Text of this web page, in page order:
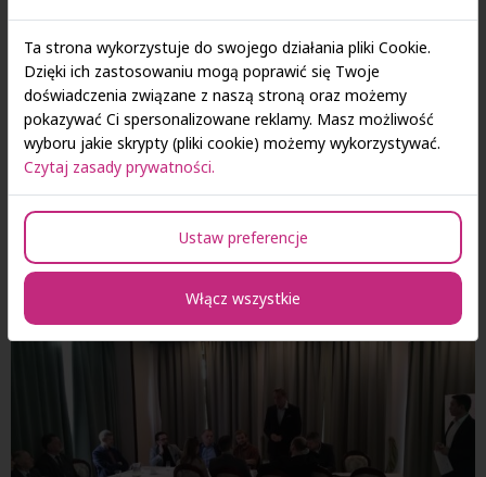
Ta strona wykorzystuje do swojego działania pliki Cookie.
Dzięki ich zastosowaniu mogą poprawić się Twoje
doświadczenia związane z naszą stroną oraz możemy
pokazywać Ci spersonalizowane reklamy. Masz możliwość
wyboru jakie skrypty (pliki cookie) możemy wykorzystywać.
Czytaj zasady prywatności.
Ustaw preferencje
Włącz wszystkie